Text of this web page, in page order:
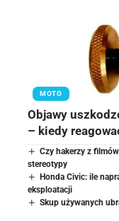
MOTO
Objawy
– kiedy
Czy hakerzy z
stereotypy
Honda Civic: ile
eksploatacji
Skup używanych